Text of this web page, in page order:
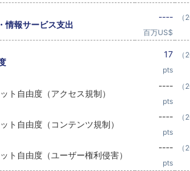
情報サービス支出
----
百万US$
17
pts
ト自由度（アクセス規制）
----
pts
ト自由度（コンテンツ規制）
----
pts
ト自由度（ユーザー権利侵害）
----
pts